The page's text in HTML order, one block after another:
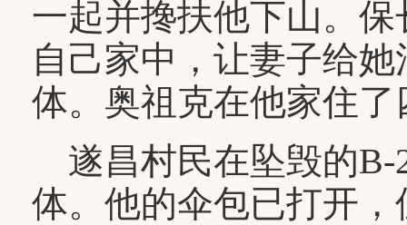
一起并搀扶他下山。
自己家中，让妻子给
体。奥祖克在他家住
遂昌村民在坠毁的B-
体。他的伞包已打开